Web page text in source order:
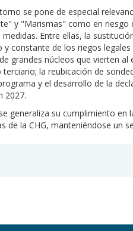
se pone de especial
y "Marismas" como en
Entre ellas, la
constante de los riegos
grandes núcleos que vierten
la reubicación de
y el desarrollo de la
2027.
generaliza su cumplimiento
de la CHG, manteniéndose un